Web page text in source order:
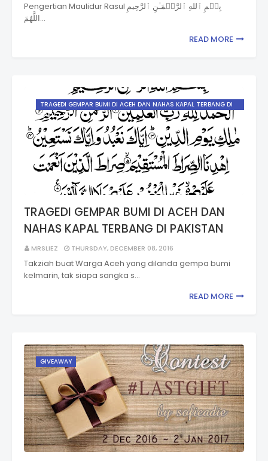
Pengertian Maulidur Rasul بِسۡمِ ٱللهِ ٱلرَّحۡمَـٰنِ ٱلرَّحِيمِ
اللَّهُمَ…
READ MORE
TRAGEDI GEMPAR BUMI DI ACEH DAN NAHAS KAPAL TERBANG DI
PAKISTAN
TRAGEDI GEMPAR BUMI DI ACEH DAN
NAHAS KAPAL TERBANG DI PAKISTAN
MRSLIEZ THURSDAY, DECEMBER 08, 2016
Takziah buat Warga Aceh yang dilanda gempa bumi
kelmarin, tak siapa sangka s…
READ MORE
GIVEAWAY